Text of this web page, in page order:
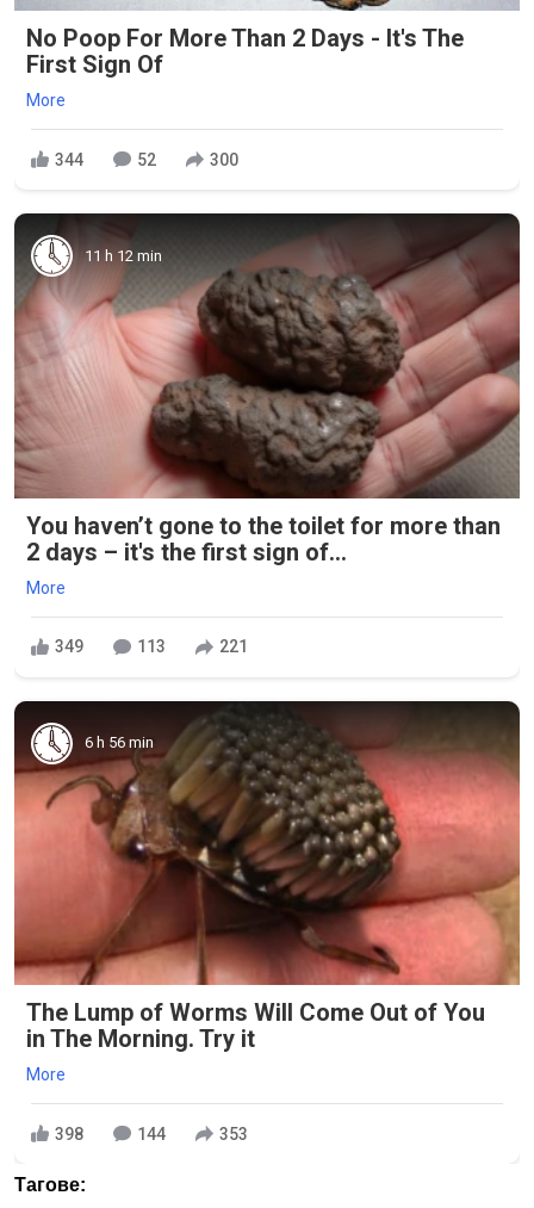
No Poop For More Than 2 Days - It's The
First Sign Of
More
344 52 300
11 h 12 min
You haven’t gone to the toilet for more than
2 days – it's the first sign of...
More
349 113 221
6 h 56 min
The Lump of Worms Will Come Out of You
in The Morning. Try it
More
398 144 353
Тагове: